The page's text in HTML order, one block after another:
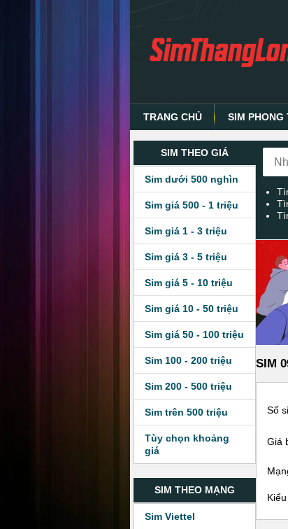
TRANG CHỦ SIM PHONG
SIM THEO GIÁ
Sim dưới 500 nghìn
Sim giá 500 - 1 triệu
Sim giá 1 - 3 triệu
Sim giá 3 - 5 triệu
Sim giá 5 - 10 triệu
Sim giá 10 - 50 triệu
Sim giá 50 - 100 triệu
Sim 100 - 200 triệu
Sim 200 - 500 triệu
Sim trên 500 triệu
Tùy chọn khoảng
giá
SIM THEO MẠNG
Sim Viettel
SIM
Số
Giá